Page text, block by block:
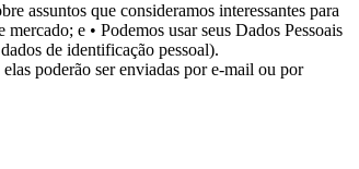
assuntos que consideramos interessantes para
mercado; e • Podemos usar seus Dados Pessoais
de identificação pessoal).
poderão ser enviadas por e-mail ou por